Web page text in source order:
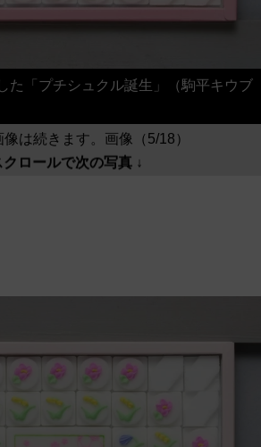
た「プチシュクル誕生」（駒平キウブ
像は続きます。画像（5/18）
クロールで次の写真 ↓